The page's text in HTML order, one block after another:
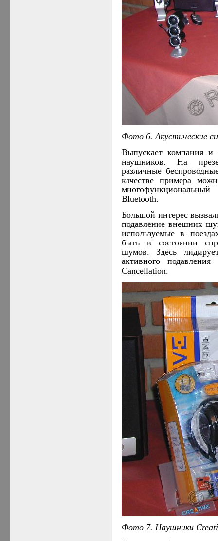
Фото 6. Акустические
Выпускает компания и
наушников. На
различные
качестве примера
Bluetooth.
Большой интерес
подавление внешних
используемые в
быть в состоянии
шумов. Здесь
активного
Cancellation.
Фото 7. Наушники